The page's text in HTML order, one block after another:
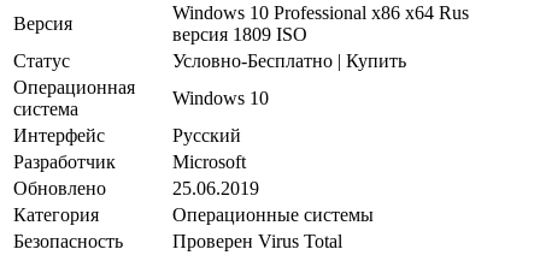
Версия
Windows 10 Professional x86 x64 Rus
версия 1809 ISO
Статус
Условно-Бесплатно | Купить
Операционная
система
Windows 10
Интерфейс
Русский
Разработчик
Microsoft
Обновлено
25.06.2019
Категория
Операционные системы
Безопасность
Проверен Virus Total